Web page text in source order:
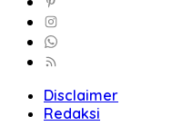
Disclaimer
Redaksi